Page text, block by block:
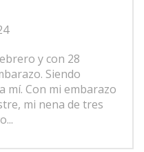
y con 28
Siendo
mí. Con mi embarazo
mi nena de tres